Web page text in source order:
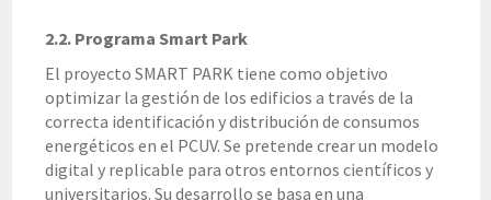
2.2. Programa Smart Park
El proyecto SMART PARK tiene como objetivo
optimizar la gestión de los edificios a través de la
correcta identificación y distribución de consumos
energéticos en el PCUV. Se pretende crear un modelo
digital y replicable para otros entornos científicos y
universitarios. Su desarrollo se basa en una